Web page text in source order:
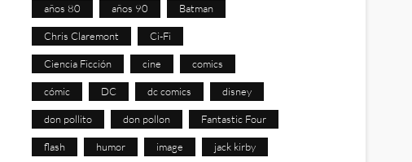
años 80 años 90 Batman
Chris Claremont Ci-Fi
Ciencia Ficción cine comics
cómic DC dc comics disney
don pollito don pollon Fantastic Four
flash humor image jack kirby